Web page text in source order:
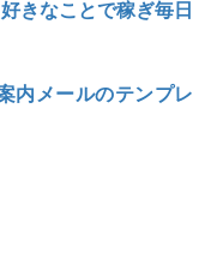
きなことで稼ぎ毎日
内メールのテンプレ